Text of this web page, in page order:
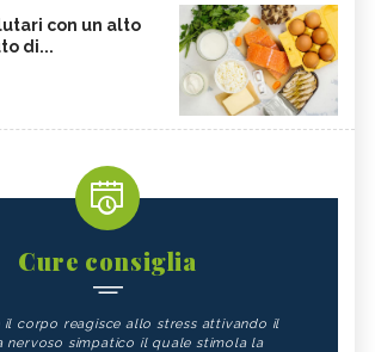
con un alto
di...
Cure consiglia
il corpo reagisce allo stress attivando il
nervoso simpatico il quale stimola la